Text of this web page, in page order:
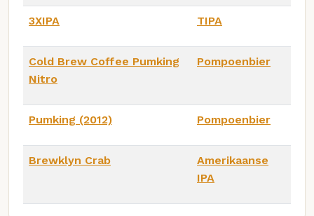
3XIPA TIPA
Cold Brew Coffee Pumking
Nitro
Pompoenbier
Pumking (2012) Pompoenbier
Brewklyn Crab
Amerikaanse
IPA